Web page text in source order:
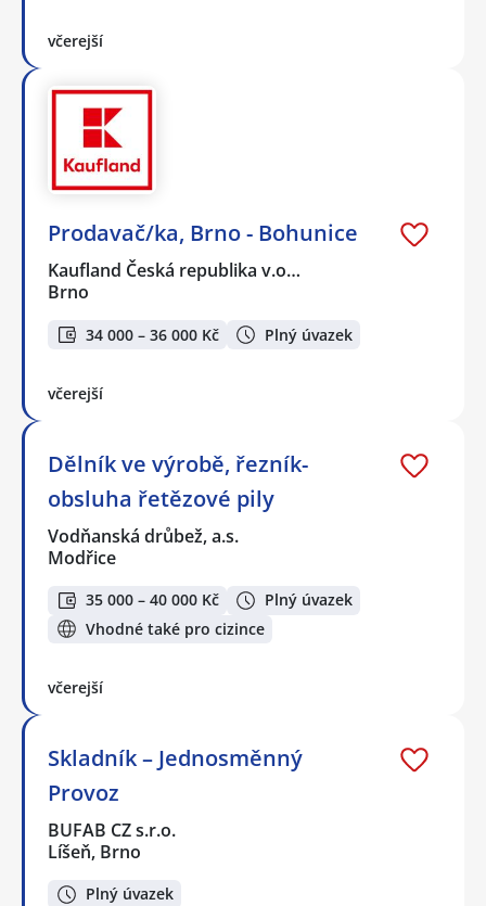
včerejší
Prodavač/ka, Brno - Bohunice
Kaufland Česká republika v.o…
Brno
34 000 – 36 000 Kč Plný úvazek
včerejší
Dělník ve výrobě, řezník-
obsluha řetězové pily
Vodňanská drůbež, a.s.
Modřice
35 000 – 40 000 Kč
Plný úvazek
Vhodné také pro cizince
včerejší
Skladník – Jednosměnný
Provoz
BUFAB CZ s.r.o.
Líšeň, Brno
Plný úvazek